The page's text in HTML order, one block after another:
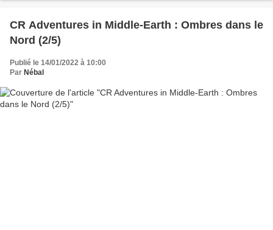
CR Adventures in Middle-Earth : Ombres dans le
Nord (2/5)
Publié le 14/01/2022 à 10:00
Par Nébal